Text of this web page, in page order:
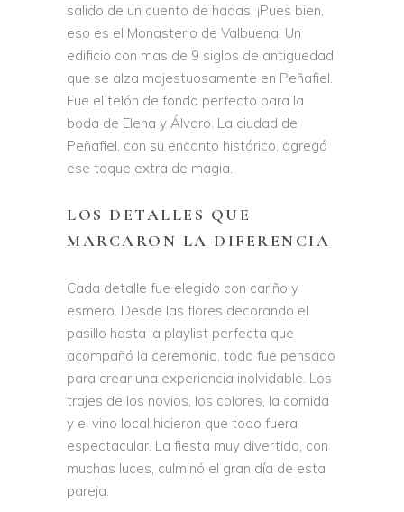
salido de un cuento de hadas. ¡Pues bien,
eso es el Monasterio de Valbuena! Un
edificio con mas de 9 siglos de antiguedad
que se alza majestuosamente en Peñafiel.
Fue el telón de fondo perfecto para la
boda de Elena y Álvaro. La ciudad de
Peñafiel, con su encanto histórico, agregó
ese toque extra de magia.
LOS DETALLES QUE
MARCARON LA DIFERENCIA
Cada detalle fue elegido con cariño y
esmero. Desde las flores decorando el
pasillo hasta la playlist perfecta que
acompañó la ceremonia, todo fue pensado
para crear una experiencia inolvidable. Los
trajes de los novios, los colores, la comida
y el vino local hicieron que todo fuera
espectacular. La fiesta muy divertida, con
muchas luces, culminó el gran día de esta
pareja.